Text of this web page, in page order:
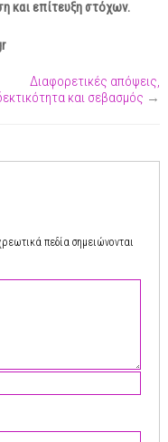
και επίτευξη στόχων.
Διαφορετικές απόψεις,
και σεβασμός →
πεδία σημειώνονται